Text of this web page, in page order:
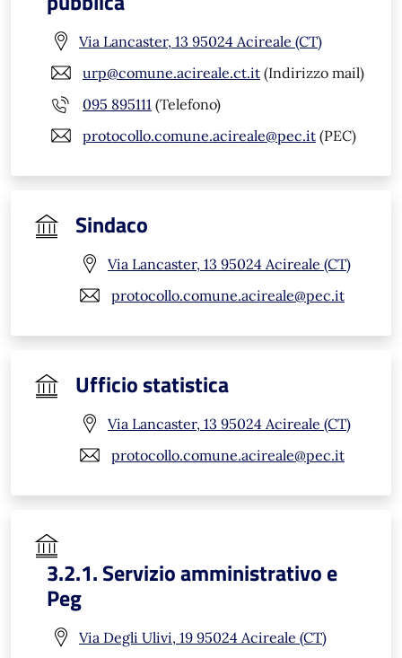
Via Lancaster, 13 95024 Acireale (CT)
urp@comune.acireale.ct.it (Indirizzo mail)
095 895111 (Telefono)
protocollo.comune.acireale@pec.it (PEC)
Sindaco
Via Lancaster, 13 95024 Acireale (CT)
protocollo.comune.acireale@pec.it
Ufficio statistica
Via Lancaster, 13 95024 Acireale (CT)
protocollo.comune.acireale@pec.it
3.2.1. Servizio amministrativo e
Peg
Via Degli Ulivi, 19 95024 Acireale (CT)